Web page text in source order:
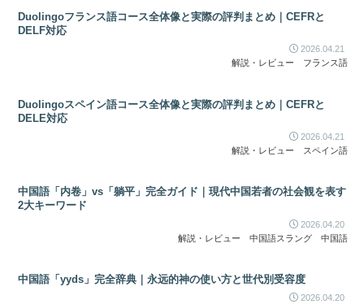
Duolingoフランス語コース全体像と実際の評判まとめ｜CEFRと
DELF対応
2026.04.21
解説・レビュー
フランス語
Duolingoスペイン語コース全体像と実際の評判まとめ｜CEFRと
DELE対応
2026.04.21
解説・レビュー
スペイン語
中国語「内卷」vs「躺平」完全ガイド｜現代中国若者の社会観を表す
2大キーワード
2026.04.20
解説・レビュー
中国語スラング 中国語
中国語「yyds」完全辞典｜永远的神の使い方と世代別受容度
2026.04.20